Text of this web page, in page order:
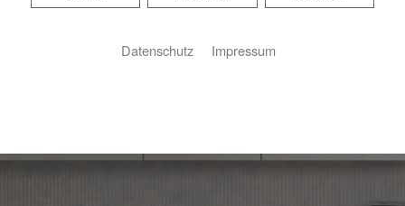
Datenschutz Impressum